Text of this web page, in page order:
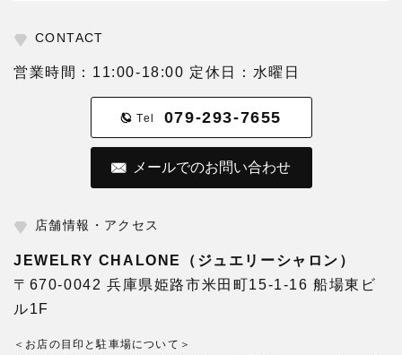
CONTACT
営業時間：11:00-18:00 定休日：水曜日
Tel 079-293-7655
メールでのお問い合わせ
店舗情報・アクセス
JEWELRY CHALONE（ジュエリーシャロン）
〒670-0042 兵庫県姫路市米田町15-1-16 船場東ビ
ル1F
＜お店の目印と駐車場について＞